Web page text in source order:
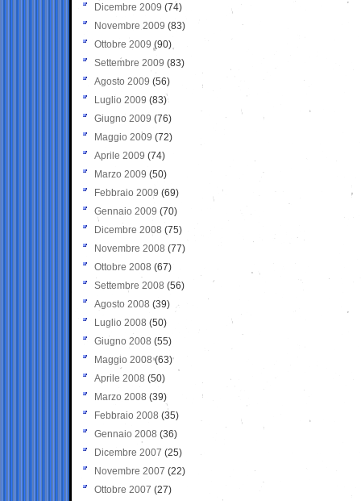
Dicembre 2009 (74)
Novembre 2009 (83)
Ottobre 2009 (90)
Settembre 2009 (83)
Agosto 2009 (56)
Luglio 2009 (83)
Giugno 2009 (76)
Maggio 2009 (72)
Aprile 2009 (74)
Marzo 2009 (50)
Febbraio 2009 (69)
Gennaio 2009 (70)
Dicembre 2008 (75)
Novembre 2008 (77)
Ottobre 2008 (67)
Settembre 2008 (56)
Agosto 2008 (39)
Luglio 2008 (50)
Giugno 2008 (55)
Maggio 2008(63)
Aprile 2008 (50)
Marzo 2008 (39)
Febbraio 2008 (35)
Gennaio 2008 (36)
Dicembre 2007 (25)
Novembre 2007 (22)
Ottobre 2007 (27)